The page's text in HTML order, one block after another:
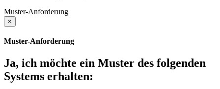
Muster-Anforderung
×
Muster-Anforderung
Ja, ich möchte ein Muster des folgenden
Systems erhalten: